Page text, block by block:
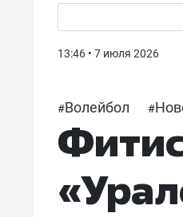
13:46 • 7 июля 2026
#Волейбол #